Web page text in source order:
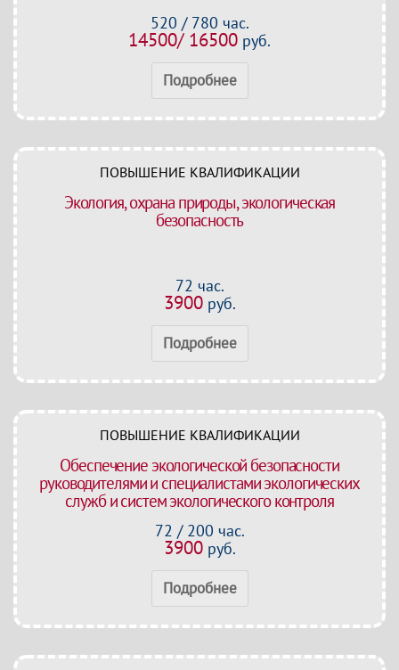
520 / 780 час.
14500/ 16500 руб.
Подробнее
ПОВЫШЕНИЕ КВАЛИФИКАЦИИ
Экология, охрана природы, экологическая
безопасность
72 час.
3900руб.
Подробнее
ПОВЫШЕНИЕ КВАЛИФИКАЦИИ
Обеспечение экологической безопасности
руководителями и специалистами экологических
служб и систем экологического контроля
72 / 200 час.
3900руб.
Подробнее